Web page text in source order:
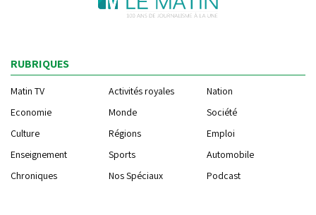
RUBRIQUES
Matin TV Activités royales
Nation
Economie
Monde
Société
Culture
Régions
Emploi
Enseignement
Sports
Automobile
Chroniques
Nos Spéciaux Podcast